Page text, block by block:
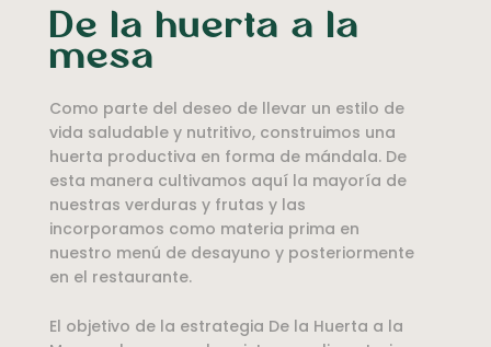
De la huerta a la
mesa
Como parte del deseo de llevar un estilo de
vida saludable y nutritivo, construimos una
huerta productiva en forma de mándala. De
esta manera cultivamos aquí la mayoría de
nuestras verduras y frutas y las
incorporamos como materia prima en
nuestro menú de desayuno y posteriormente
en el restaurante.
El objetivo de la estrategia De la Huerta a la